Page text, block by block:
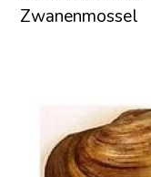
Zwanenmossel